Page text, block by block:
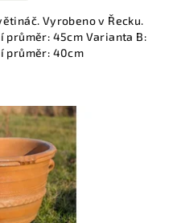
Vyrobeno v Řecku.
průměr: 45cm Varianta B:
průměr: 40cm